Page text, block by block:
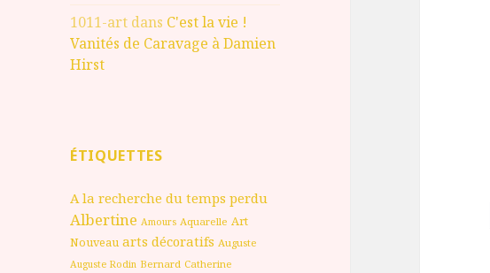
1011-art dans C'est la vie !
Vanités de Caravage à Damien
Hirst
ÉTIQUETTES
A la recherche du temps perdu
Albertine Amours Aquarelle Art
Nouveau arts décoratifs Auguste
Auguste Rodin Bernard Catherine